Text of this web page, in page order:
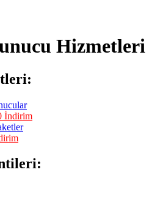
Hizmetleri
İndirim